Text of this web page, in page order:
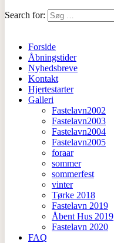
Search for:
Forside
Åbningstider
Nyhedsbreve
Kontakt
Hjertestarter
Galleri
Fastelavn2002
Fastelavn2003
Fastelavn2004
Fastelavn2005
foraar
sommer
sommerfest
vinter
Tørke 2018
Fastelavn 2019
Åbent Hus 2019
Fastelavn 2020
FAQ